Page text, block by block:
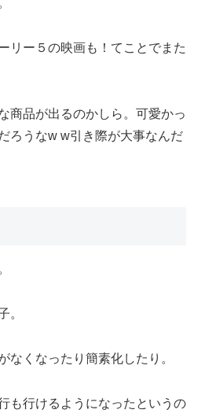
リー５の映画も！てことでまた
商品が出るのかしら。可愛かっ
ろうなw w引き際が大事なんだ
。
なくなったり簡素化したり。
も行けるようになったというの